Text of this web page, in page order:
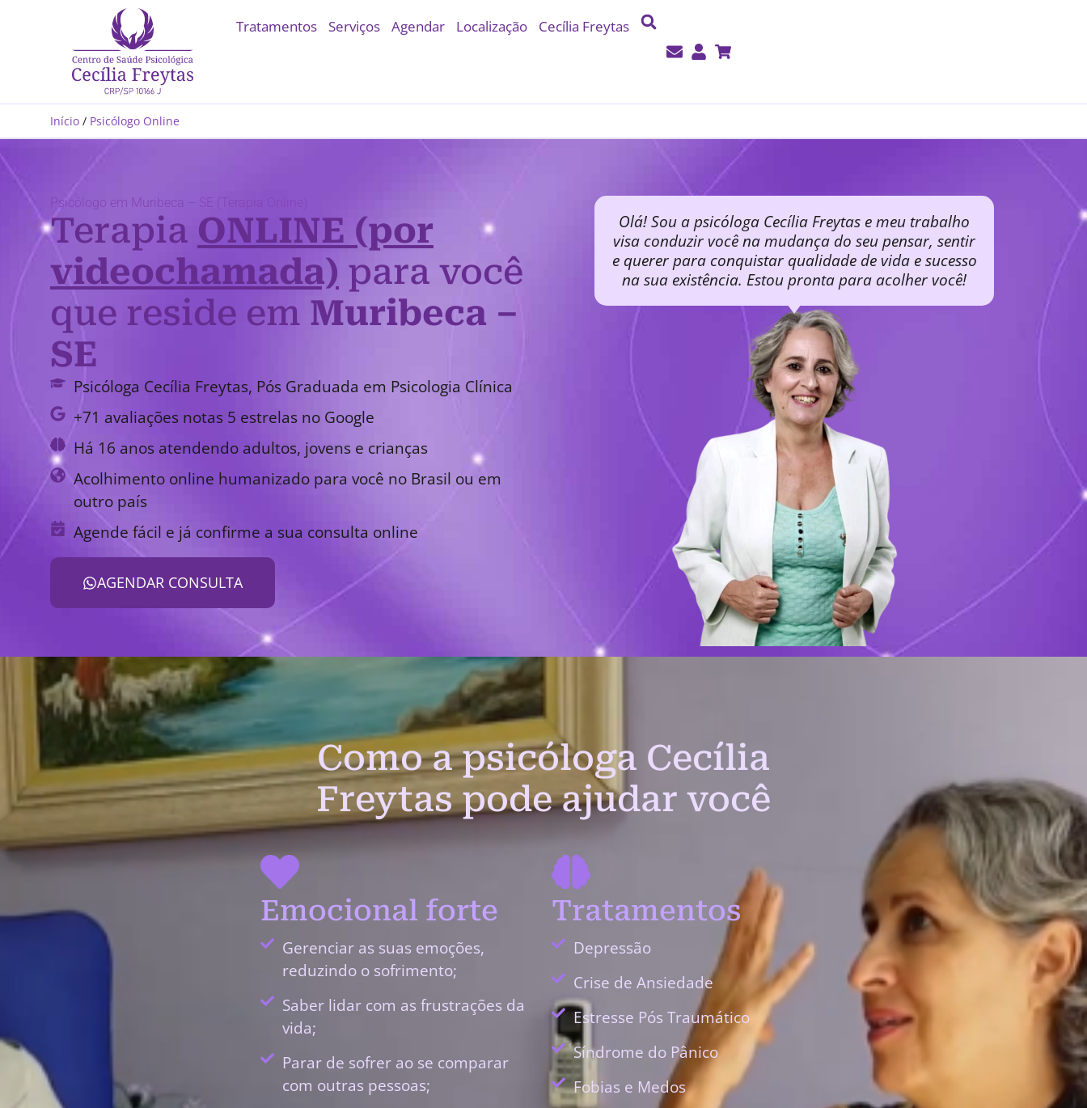
Tratamentos Serviços Agendar Localização Cecília Freytas
Início / Psicólogo Online
Psicólogo em Muribeca – SE (Terapia Online)
Terapia ONLINE (por
videochamada) para você
que reside em Muribeca –
SE
Psicóloga Cecília Freytas, Pós Graduada em Psicologia Clínica
+71 avaliações notas 5 estrelas no Google
Há 16 anos atendendo adultos, jovens e crianças
Acolhimento online humanizado para você no Brasil ou em
outro país
Agende fácil e já confirme a sua consulta online
AGENDAR CONSULTA
Olá! Sou a psicóloga Cecília Freytas e meu trabalho
visa conduzir você na mudança do seu pensar, sentir
e querer para conquistar qualidade de vida e sucesso
na sua existência. Estou pronta para acolher você!
Como a psicóloga Cecília
Freytas pode ajudar você
Emocional forte
Gerenciar as suas emoções,
reduzindo o sofrimento;
Saber lidar com as frustrações da
vida;
Parar de sofrer ao se comparar
com outras pessoas;
Tratamentos
Depressão
Crise de Ansiedade
Estresse Pós Traumático
Síndrome do Pânico
Fobias e Medos